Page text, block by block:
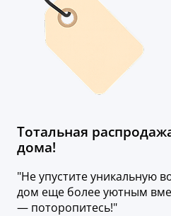
Тотальная
дома!
"Не упустите уникальную
дом еще более уютным
— поторопитесь!"